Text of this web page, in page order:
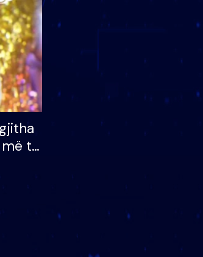
të
të